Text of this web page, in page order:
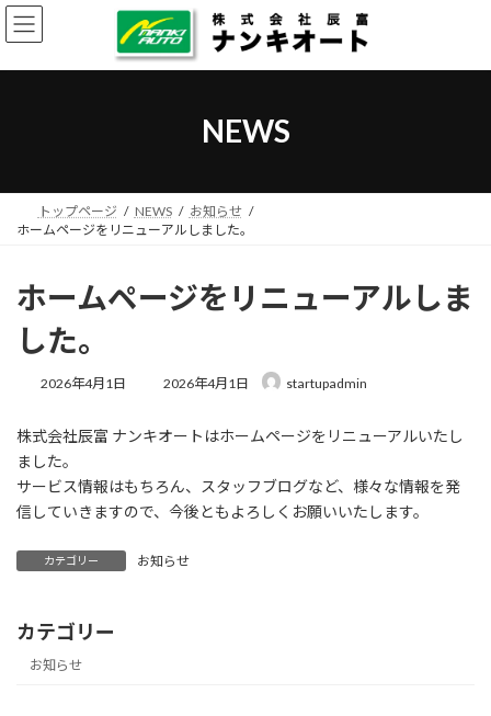
コ
ン
ン
ナ
ビ
ー
NEWS
トップページ NEWS
お知らせ
ホームページをリニューアルしました。
ホームページをリニューアルしま
した。
2026年4月1日
最
新
時
:
2026年4月1日 startupadmin
株式会社辰富 ナンキオートはホームページをリニューアルいたし
ました。
サービス情報はもちろん、スタッフブログなど、様々な情報を発
信していきますので、今後ともよろしくお願いいたします。
カテゴリー お知らせ
カテゴリー
お知らせ